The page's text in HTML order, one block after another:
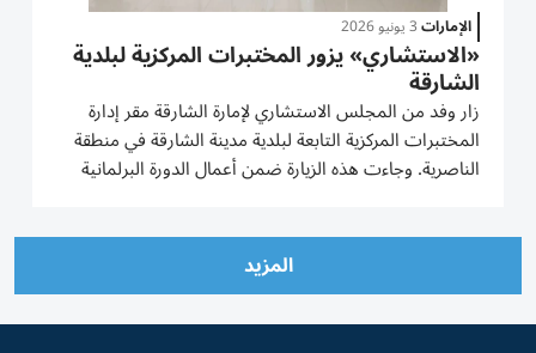
الإمارات3 يونيو 2026
«الاستشاري» يزور المختبرات المركزية لبلدية
الشارقة
زار وفد من المجلس الاستشاري لإمارة الشارقة مقر إدارة
المختبرات المركزية التابعة لبلدية مدينة الشارقة في منطقة
الناصرية. وجاءت هذه الزيارة ضمن أعمال الدورة البرلمانية
المزيد